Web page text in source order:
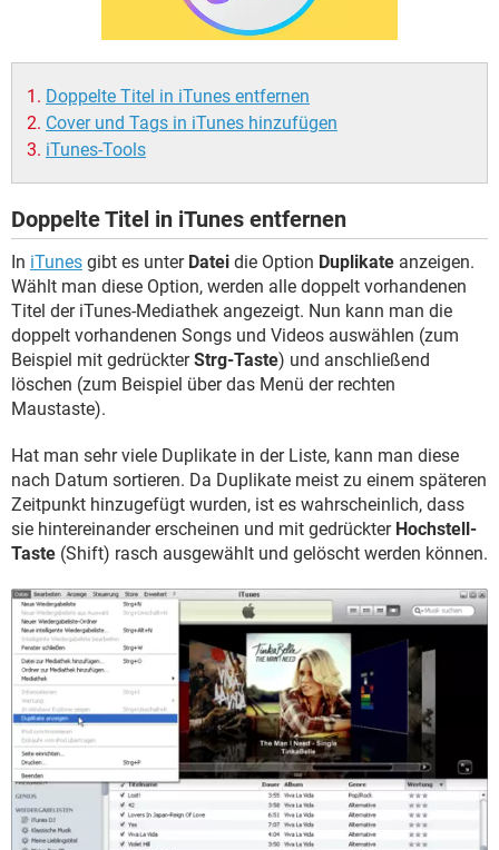
Doppelte Titel in iTunes entfernen
Cover und Tags in iTunes hinzufügen
iTunes-Tools
Doppelte Titel in iTunes entfernen
In iTunes gibt es unter Datei die Option Duplikate anzeigen.
Wählt man diese Option, werden alle doppelt vorhandenen
Titel der iTunes-Mediathek angezeigt. Nun kann man die
doppelt vorhandenen Songs und Videos auswählen (zum
Beispiel mit gedrückterStrg-Taste) und anschließend
löschen (zum Beispiel über das Menü der rechten
Maustaste).
Hat man sehr viele Duplikate in der Liste, kann man diese
nach Datum sortieren. Da Duplikate meist zu einem späteren
Zeitpunkt hinzugefügt wurden, ist es wahrscheinlich, dass
sie hintereinander erscheinen und mit gedrückter Hochstell-
Taste (Shift) rasch ausgewählt und gelöscht werden können.